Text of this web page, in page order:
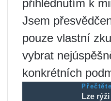
přihlédnutím k
Jsem
pouze vlastní
vybrat
konkrétních
Lze